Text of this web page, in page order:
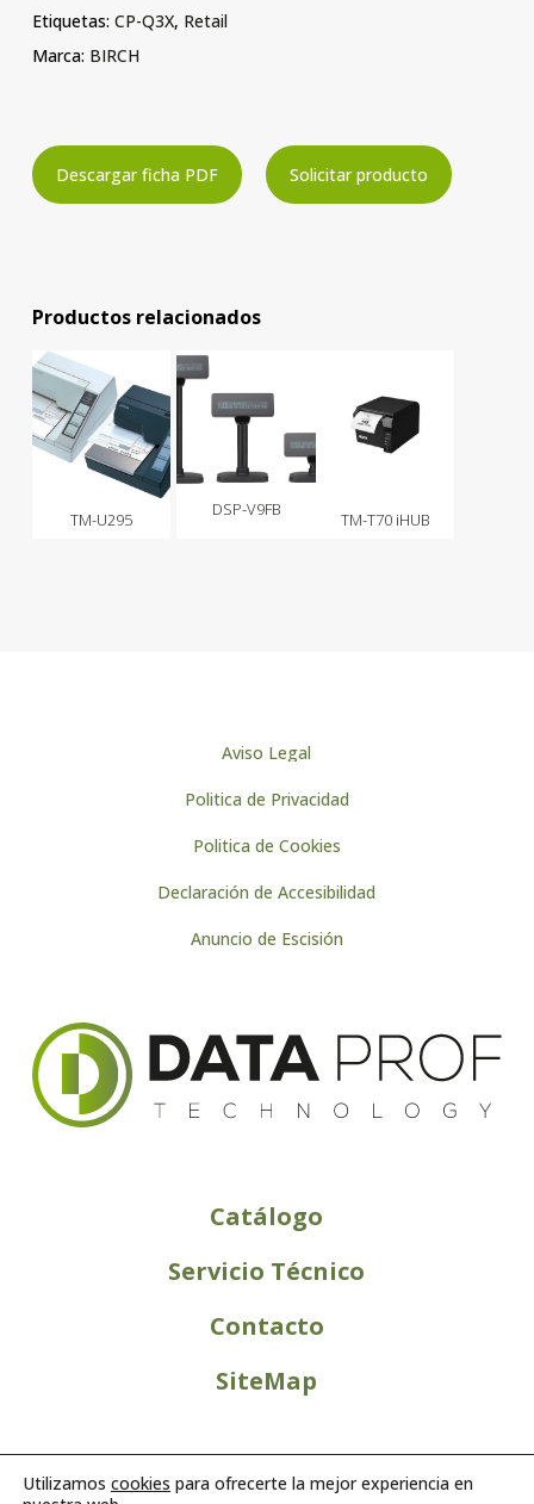
Etiquetas: CP-Q3X, Retail
Marca: BIRCH
Descargar ficha PDF Solicitar producto
Productos relacionados
TM-U295 DSP-V9FB TM-T70 iHUB
Aviso Legal
Politica de Privacidad
Politica de Cookies
Declaración de Accesibilidad
Anuncio de Escisión
Catálogo
Servicio Técnico
Contacto
SiteMap
Utilizamos cookies para ofrecerte la mejor experiencia en